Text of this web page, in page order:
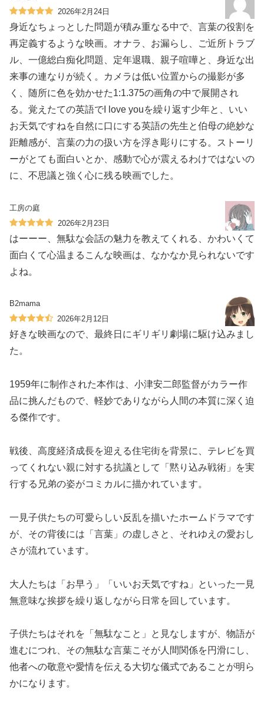
2026年2月24日
身近なちょっとした問題が積み重なる中で、言葉の役割を
再定義するような映画。オナラ、お漏らし、ご近所トラブ
ル、一億総白痴化問題、定年退職、親子喧嘩と、身近な出
来事の連なりが続く。カメラは低い位置からの撮影が多
く、随所に色を効かせた1:1.375の画角の中で展開され
る。覚えたての英語でI love youを繰り返す少年と、いい
お天気ですねを自然に口にする英語の先生と伯母の絶妙な
距離感が、言葉の力の扱い方を浮き彫りにする。ストーリ
ーがとても面白いとか、感動で心が震えるわけではないの
に、不思議と強く心に残る映画でした。
工房の庭
2026年2月23日
はーーー、無駄な会話の魅力を教えてくれる、かわいくて
面白くて心温まるこんな映画は、なかなか見られないです
よね。
B2mama
2026年2月12日
好きな映画なので、最終日にギリギリ劇場に駆け込みまし
た。
1959年に制作された本作は、小津安二郎監督がカラー作
品に挑んだもので、軽妙でありながら人間の本質に深く迫
る傑作です。
戦後、高度経済成長を迎える住宅街を背景に、テレビを買
ってくれない親に対する抗議として「黙り込み戦術」を実
行する兄弟の姿がコミカルに描かれています。
一見子供たちの可愛らしい反乱を描いたホームドラマです
が、その背後には「言葉」の虚しさと、それゆえの愛おし
さが流れています。
大人たちは「お早う」「いいお天気ですね」といった一見
無意味な挨拶を繰り返しながら日常を回しています。
子供たちはそれを「無駄なこと」と見なしますが、物語が
進むにつれ、その無駄な言葉こそが人間関係を円滑にし、
他者への敬意や愛情を伝える大切な儀式であることが明ら
かになります。